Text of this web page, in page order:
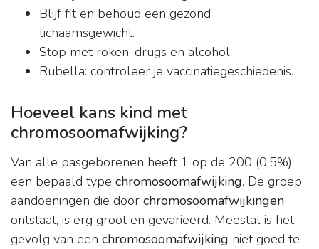
Blijf fit en behoud een gezond
lichaamsgewicht.
Stop met roken, drugs en alcohol.
Rubella: controleer je vaccinatiegeschiedenis.
Hoeveel kans kind met
chromosoomafwijking?
Van alle pasgeborenen heeft 1 op de 200 (0,5%)
een bepaald type chromosoomafwijking. De groep
aandoeningen die door chromosoomafwijkingen
ontstaat, is erg groot en gevarieerd. Meestal is het
gevolg van een chromosoomafwijking niet goed te